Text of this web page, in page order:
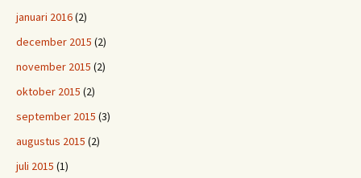
januari 2016(2)
december 2015 (2)
november 2015 (2)
oktober 2015 (2)
september 2015 (3)
augustus 2015 (2)
juli 2015 (1)